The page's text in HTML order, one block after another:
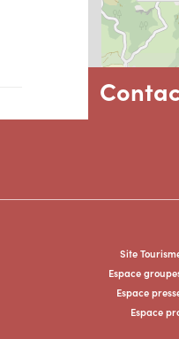
Site
Espace
Espace
Espace